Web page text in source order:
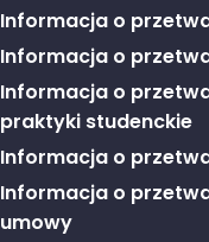
Informacja o
Informacja o
Informacja o
praktyki studenckie
Informacja o
Informacja o
umowy